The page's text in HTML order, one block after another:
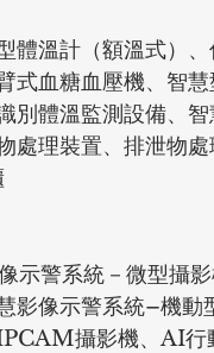
體溫計（額溫式）
式血糖血壓機、智
別體溫監測設備、
處理裝置、排泄物
警系統－微型攝
影像示警系統–機動
攝影機、AI行